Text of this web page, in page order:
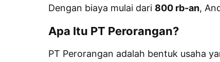
Dengan biaya mulai dari 800 rb-an,
Apa Itu PT Perorangan?
PT Perorangan adalah bentuk usaha